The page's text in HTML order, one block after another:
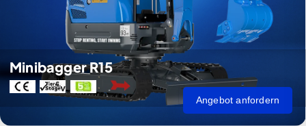
Minibagger R15
Angebot anfordern